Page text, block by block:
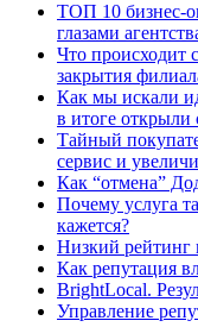
ТОП 10 бизнес-
глазами
Что происходит
закрытия
Как мы искали
в итоге открыли
Тайный
сервис и
Как “отмена”
Почему услуга
кажется?
Низкий рейтинг
Как репутация
BrightLocal.
Управление